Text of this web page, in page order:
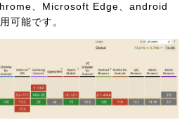
、Microsoft Edge、android
可能です。